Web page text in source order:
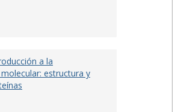
a la
estructura y